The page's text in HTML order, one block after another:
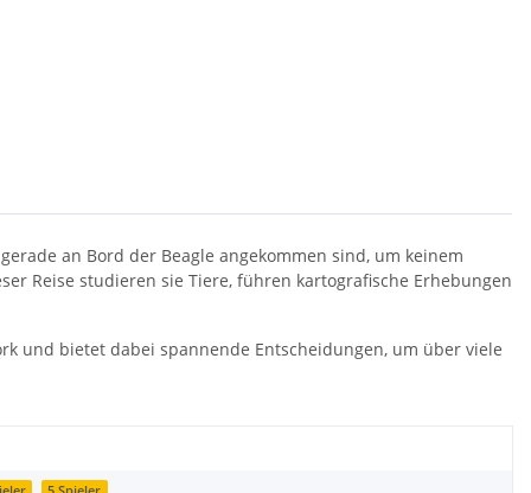
an Bord der Beagle angekommen sind, um keinem
Reise studieren sie Tiere, führen kartografische Erhebungen
und bietet dabei spannende Entscheidungen, um über viele